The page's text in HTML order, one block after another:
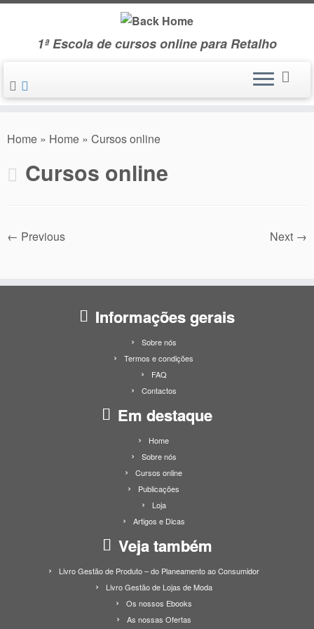
Skip
1ª Escola de cursos online para Retalho
Home » Home » Cursos online
Cursos online
← Previous Next →
Informações gerais
Sobre nós
Termos e condições
FAQ
Contactos
Em destaque
Home
Sobre nós
Cursos online
Publicações
Loja
Artigos e Dicas
Veja também
Livro Gestão de Produto – do Planeamento ao Consumidor
Livro Gestão de Lojas de Moda
Os nossos Ebooks
As nossas Ofertas